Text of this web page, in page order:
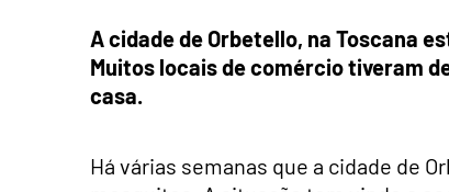
A cidade de Orbetello, na Toscana
Muitos locais de comércio tiveram
casa.
Há várias semanas que a cidade de